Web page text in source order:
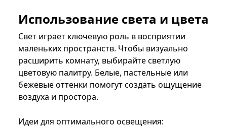
Использование света и цвета
Свет играет ключевую роль в восприятии
маленьких пространств. Чтобы визуально
расширить комнату, выбирайте светлую
цветовую палитру. Белые, пастельные или
бежевые оттенки помогут создать ощущение
воздуха и простора.
Идеи для оптимального освещения: